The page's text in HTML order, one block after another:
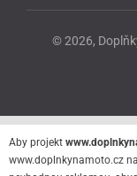
© 2026,
530
Aby projekt
www.doplnkynamoto.cz